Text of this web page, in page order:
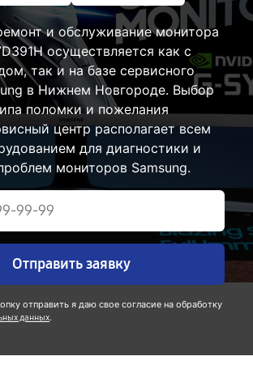
и обслуживание монитора
осуществляется как с
так и на базе сервисного
в Нижнем Новгороде. Выбор
поломки и пожелания
центр располагает всем
для диагностики и
мониторов Samsung.
Отправить заявку
отправить я даю свое согласие на обработку
данных.